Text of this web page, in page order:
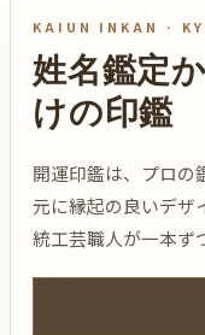
KAIUN INKAN ·
姓名鑑定
けの印鑑
開運印鑑は、プロの
元に縁起の良いデザ
統工芸職人が一本ず